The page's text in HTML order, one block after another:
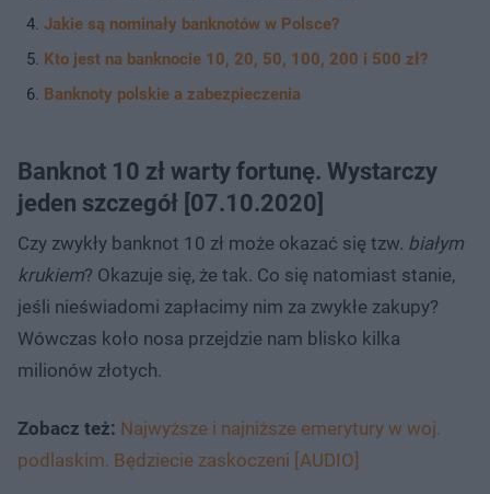
Jakie są nominały banknotów w Polsce?
Kto jest na banknocie 10, 20, 50, 100, 200 i 500 zł?
Banknoty polskie a zabezpieczenia
Banknot 10 zł warty fortunę. Wystarczy
jeden szczegół [07.10.2020]
Czy zwykły banknot 10 zł może okazać się tzw. białym
krukiem? Okazuje się, że tak. Co się natomiast stanie,
jeśli nieświadomi zapłacimy nim za zwykłe zakupy?
Wówczas koło nosa przejdzie nam blisko kilka
milionów złotych.
Zobacz też: Najwyższe i najniższe emerytury w woj.
podlaskim. Będziecie zaskoczeni [AUDIO]